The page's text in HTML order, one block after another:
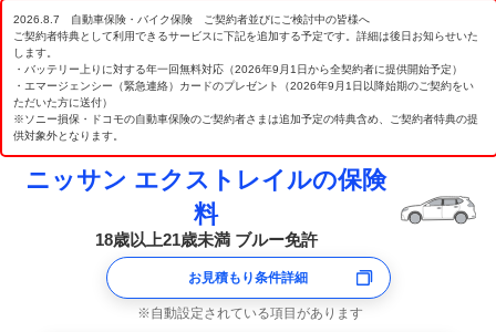
2026.8.7 自動車保険・バイク保険 ご契約者並びにご検討中の皆様へ
ご契約者特典として利用できるサービスに下記を追加する予定です。詳細は後日お知らせいた
します。
・バッテリー上りに対する年一回無料対応（2026年9月1日から全契約者に提供開始予定）
・エマージェンシー（緊急連絡）カードのプレゼント（2026年9月1日以降始期のご契約をい
ただいた方に送付）
※ソニー損保・ドコモの自動車保険のご契約者さまは追加予定の特典含め、ご契約者特典の提
供対象外となります。
ニッサン エクストレイルの保険
料
18歳以上21歳未満 ブルー免許
お見積もり条件詳細
自動設定されている項目があります